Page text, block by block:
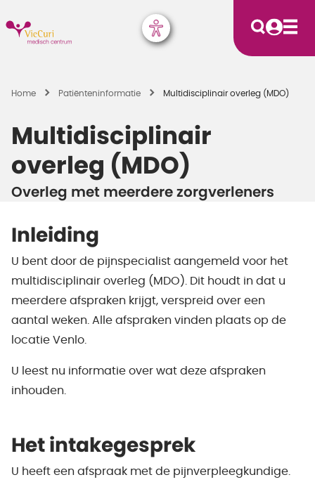
Home Patiënten­informatie Multidisciplinair overleg (MDO)
Multidisciplinair
overleg (MDO)
Overleg met meerdere zorgverleners
Inleiding
U bent door de pijnspecialist aangemeld voor het
multidisciplinair overleg (MDO). Dit houdt in dat u
meerdere afspraken krijgt, verspreid over een
aantal weken. Alle afspraken vinden plaats op de
locatie Venlo.
U leest nu informatie over wat deze afspraken
inhouden.
Het intakegesprek
U heeft een afspraak met de pijnverpleegkundige.